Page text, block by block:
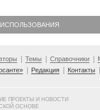
Темы Справочники
Редакция Контакты
ПРОЕКТЫ И НОВОСТИ
ОСНОВЕ